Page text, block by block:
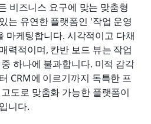
비즈니스 요구에 맞는 맞춤형
는 유연한 플랫폼인 '작업 운영
마케팅합니다. 시각적이고 다채
력적이며, 칸반 보드 뷰는 작업
하나에 불과합니다. 미적 감각
CRM에 이르기까지 독특한 프
도로 맞춤화 가능한 플랫폼이
니다.